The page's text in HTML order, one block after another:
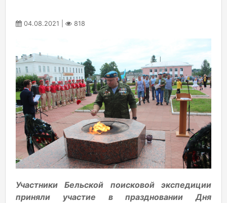
04.08.2021 | 818
Участники Бельской поисковой экспедиции
приняли участие в праздновании Дня